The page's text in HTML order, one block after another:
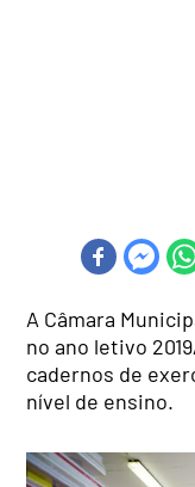
A Câmara
no ano letivo
cadernos de
nível de ensino.